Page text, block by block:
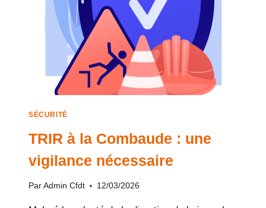
SÉCURITÉ
TRIR à la Combaude : une
vigilance nécessaire
Par Admin Cfdt 12/03/2026